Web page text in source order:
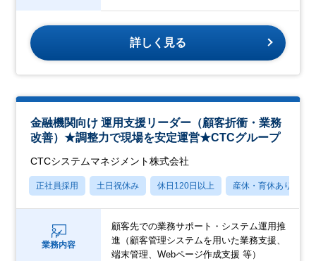
詳しく見る
金融機関向け 運用支援リーダー（顧客折衝・業務
改善）★調整力で現場を安定運営★CTCグループ
CTCシステムマネジメント株式会社
正社員採用 土日祝休み 休日120日以上 産休・育休あり
業務内容
顧客先での業務サポート・システム運用推
進（顧客管理システムを用いた業務支援、
端末管理、Webページ作成支援 等）